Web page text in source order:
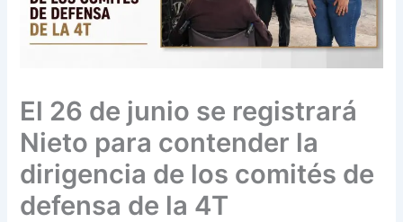
El 26 de junio se registrará
Nieto para contender la
dirigencia de los comités de
defensa de la 4T